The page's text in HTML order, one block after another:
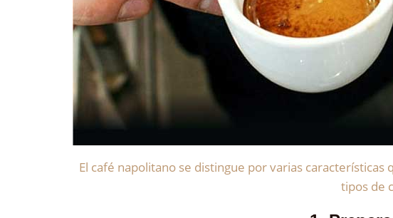
El café napolitano se distingue por varias
tipos de